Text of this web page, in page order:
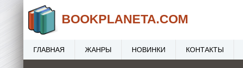
BOOKPLANETA.COM
ГЛАВНАЯ ЖАНРЫ НОВИНКИ КОНТАКТЫ